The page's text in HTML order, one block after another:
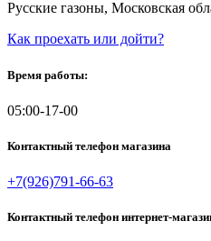
Русские газоны, Московская
Как проехать или дойти?
Время работы:
05:00-17-00
Контактный телефон магазина
+7(926)791-66-63
Контактный телефон интернет-